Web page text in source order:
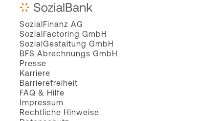
SozialFinanz AG
SozialFactoring GmbH
SozialGestaltung GmbH
BFS Abrechnungs GmbH
Presse
Karriere
Barrierefreiheit
FAQ & Hilfe
Impressum
Rechtliche Hinweise